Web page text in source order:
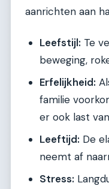
aanrichten aan
Leefstijl: Te
beweging,
Erfelijkheid:
familie
er ook last
Leeftijd: De
neemt af
Stress: